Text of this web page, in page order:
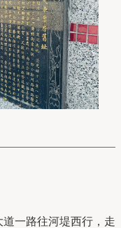
一路往河堤西行，走